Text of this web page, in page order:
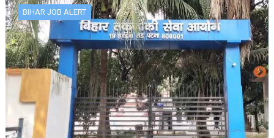
BIHAR JOB ALERT